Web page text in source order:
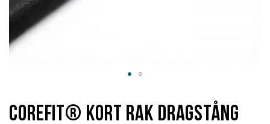
Corefit® Kort Rak Dragstång
början
av